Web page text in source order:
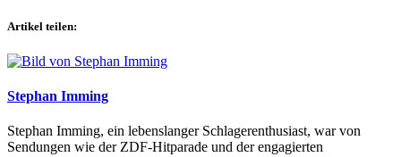
Artikel teilen:
Stephan Imming
Stephan Imming, ein lebenslanger Schlagerenthusiast, war von
Sendungen wie der ZDF-Hitparade und der engagierten